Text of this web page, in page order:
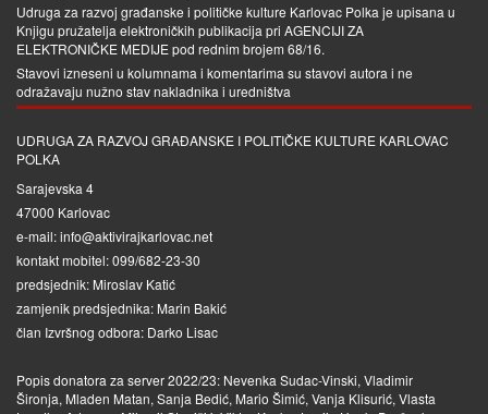
Udruga za razvoj građanske i političke kulture Karlovac Polka je upisana u
Knjigu pružatelja elektroničkih publikacija pri AGENCIJI ZA
ELEKTRONIČKE MEDIJEpod rednim brojem 68/16.
Stavovi izneseni u kolumnama i komentarima su stavovi autora i ne
odražavaju nužno stav nakladnika i uredništva
UDRUGA ZA RAZVOJ GRAĐANSKE I POLITIČKE KULTURE KARLOVAC
POLKA
Sarajevska 4
47000 Karlovac
e-mail: info@aktivirajkarlovac.net
kontakt mobitel: 099/682-23-30
predsjednik: Miroslav Katić
zamjenik predsjednika: Marin Bakić
član Izvršnog odbora: Darko Lisac
Popis donatora za server 2022/23: Nevenka Sudac-Vinski, Vladimir
Šironja, Mladen Matan, Sanja Bedić, Mario Šimić, Vanja Klisurić, Vlasta